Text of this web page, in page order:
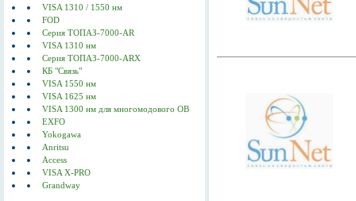
VISA 1310 / 1550 нм
FOD
Серия ТОПАЗ-7000-AR
VISA 1310 нм
Серия ТОПАЗ-7000-ARX
КБ "Связь"
VISA 1550 нм
VISA 1625 нм
VISA 1300 нм для многомодового ОВ
EXFO
Yokogawa
Anritsu
Access
VISA X-PRO
Grandway